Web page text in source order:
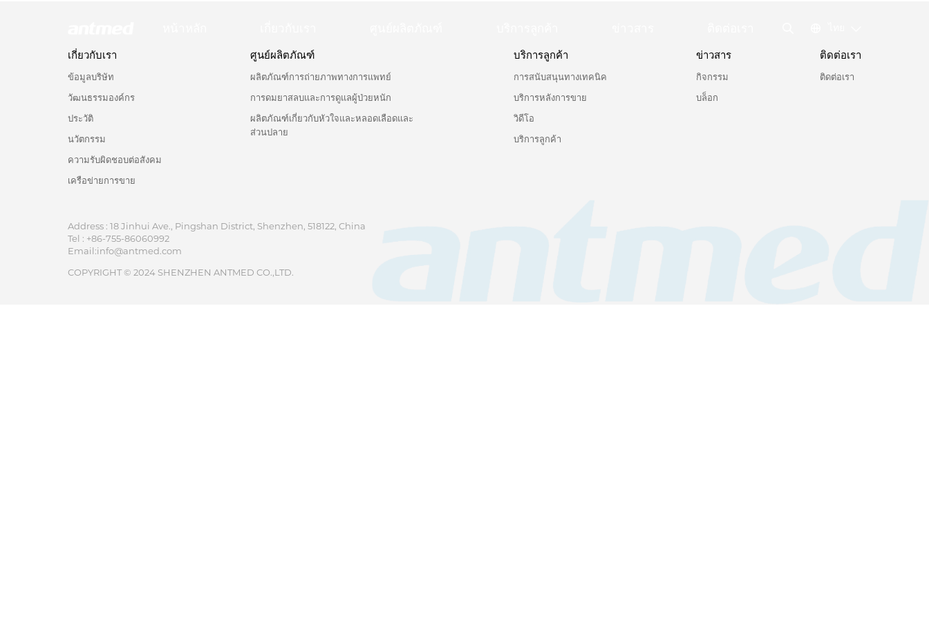
เกี่ยวกับเรา
ข้อมูลบริษัท
วัฒนธรรมองค์กร
ประวัติ
นวัตกรรม
ความรับผิดชอบต่อสังคม
เครือข่ายการขาย
ศูนย์ผลิตภัณฑ์
ผลิตภัณฑ์การถ่ายภาพทางการแพทย์
การดมยาสลบและการดูแลผู้ป่วยหนัก
ผลิตภัณฑ์เกี่ยวกับหัวใจและหลอดเลือดและ
ส่วนปลาย
บริการลูกค้า
การสนับสนุนทางเทคนิค
บริการหลังการขาย
วิดีโอ
บริการลูกค้า
ข่าวสาร
กิจกรรม
บล็อก
ติดต่อเรา
ติดต่อเรา
Address : 18 Jinhui Ave., Pingshan District, Shenzhen, 518122, China
Tel : +86-755-86060992
Email:info@antmed.com
COPYRIGHT © 2024 SHENZHEN ANTMED CO.,LTD.